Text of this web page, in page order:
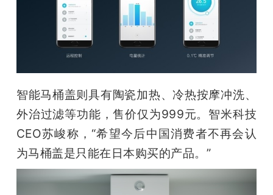
智能马桶盖则具有陶瓷加热、冷热按摩冲洗、
外治过滤等功能，售价仅为999元。智米科技
CEO苏峻称，“希望今后中国消费者不再会认
为马桶盖是只能在日本购买的产品。”